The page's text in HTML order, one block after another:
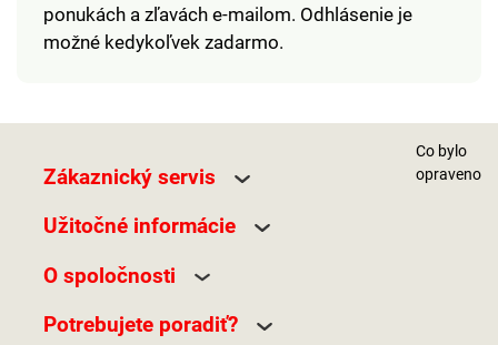
ponukách a zľavách e-mailom. Odhlásenie je
možné kedykoľvek zadarmo.
Zákaznický servis
Užitočné informácie
O spoločnosti
Potrebujete poradiť?
Co bylo
opraveno